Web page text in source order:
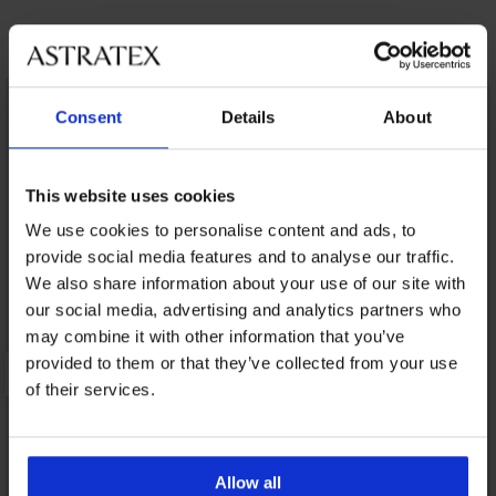
Consent Details About
This website uses cookies
We use cookies to personalise content and ads, to
provide social media features and to analyse our traffic.
We also share information about your use of our site with
our social media, advertising and analytics partners who
may combine it with other information that you’ve
provided to them or that they’ve collected from your use
of their services.
Allow all
Objavte podobné kúsky
LIMITED